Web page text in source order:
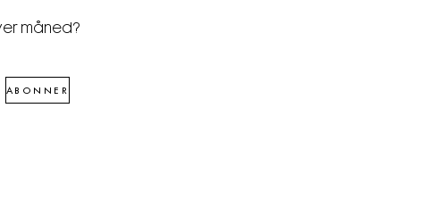
måned?
ABONNER